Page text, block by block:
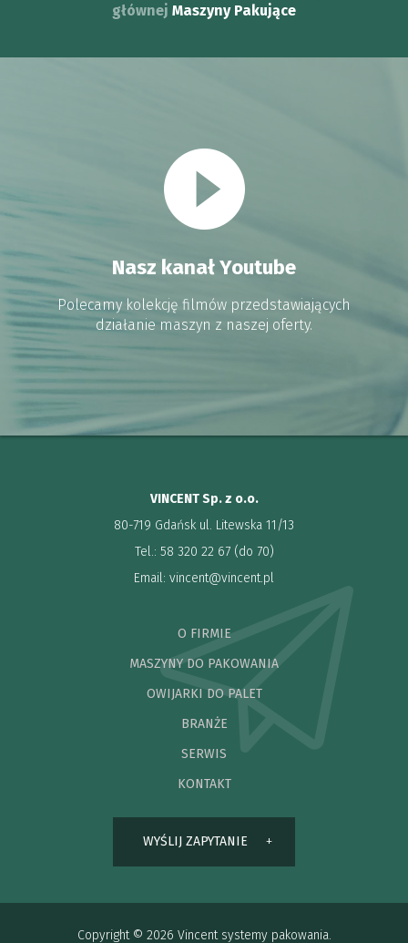
głównej Maszyny Pakujące
Nasz kanał Youtube
Polecamy kolekcję filmów przedstawiających
działanie maszyn z naszej oferty.
VINCENT Sp. z o.o.
80-719 Gdańsk ul. Litewska 11/13
Tel.: 58 320 22 67 (do 70)
Email: vincent@vincent.pl
O FIRMIE
MASZYNY DO PAKOWANIA
OWIJARKI DO PALET
BRANŻE
SERWIS
KONTAKT
WYŚLIJ ZAPYTANIE
Copyright © 2026 Vincent systemy pakowania.